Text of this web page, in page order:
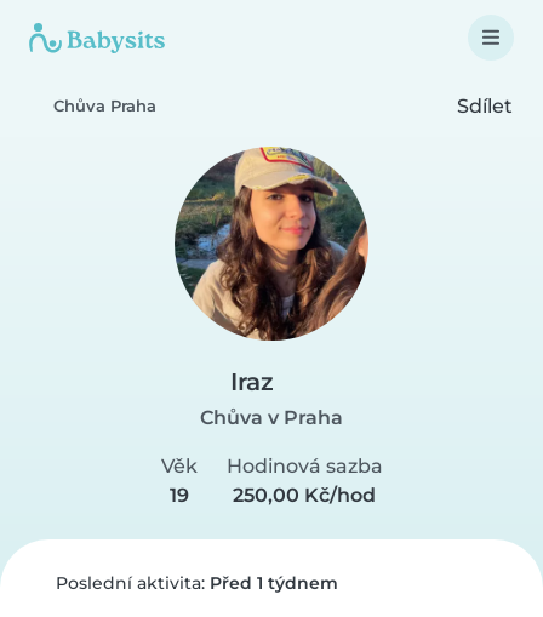
Chůva Praha Sdílet
Iraz
Chůva v Praha
Věk
19
Hodinová sazba
250,00 Kč/hod
Poslední aktivita: Před 1 týdnem